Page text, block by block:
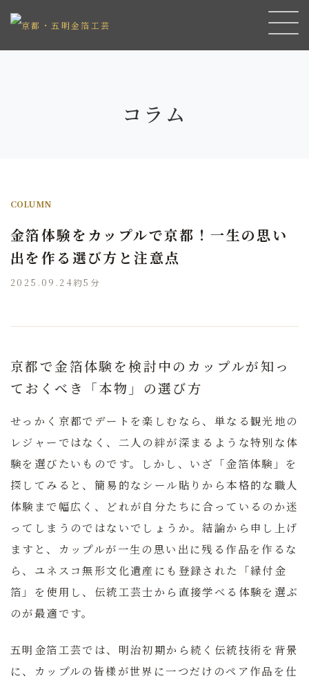
コラム
COLUMN
金箔体験をカップルで京都！一生の思い
出を作る選び方と注意点
2025.09.24約5分
京都で金箔体験を検討中のカップルが知っ
ておくべき「本物」の選び方
せっかく京都でデートを楽しむなら、単なる観光地の
レジャーではなく、二人の絆が深まるような特別な体
験を選びたいものです。しかし、いざ「金箔体験」を
探してみると、簡易的なシール貼りから本格的な職人
体験まで幅広く、どれが自分たちに合っているのか迷
ってしまうのではないでしょうか。結論から申し上げ
ますと、カップルが一生の思い出に残る作品を作るな
ら、ユネスコ無形文化遺産にも登録された「縁付金
箔」を使用し、伝統工芸士から直接学べる体験を選ぶ
のが最適です。
五明金箔工芸では、明治初期から続く伝統技術を背景
に、カップルの皆様が世界に一つだけのペア作品を仕